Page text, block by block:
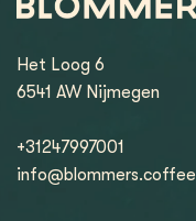
Het Loog 6
6541 AW Nijmegen
+31247997001
info@blommers.coffee